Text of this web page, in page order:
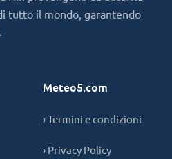
tutto il mondo, garantendo
Meteo5.com
› Termini e condizioni
› Privacy Policy